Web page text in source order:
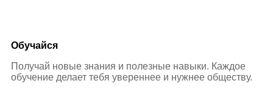
Обучайся
Получай новые знания и полезные навыки. Каждое
обучение делает тебя увереннее и нужнее обществу.